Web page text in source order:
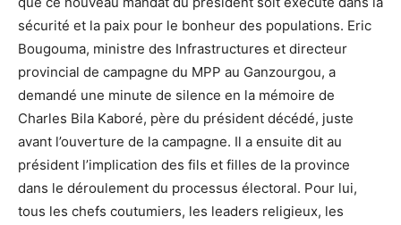
sécurité et la paix pour le bonheur des populations. Eric
Bougouma, ministre des Infrastructures et directeur
provincial de campagne du MPP au Ganzourgou, a
demandé une minute de silence en la mémoire de
Charles Bila Kaboré, père du président décédé, juste
avant l’ouverture de la campagne. Il a ensuite dit au
président l’implication des fils et filles de la province
dans le déroulement du processus électoral. Pour lui,
tous les chefs coutumiers, les leaders religieux, les